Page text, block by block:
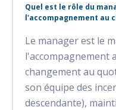
Quel est le rôle du
l'accompagnement au
Le manager est le
l'accompagnement
changement au
son équipe des
descendante),